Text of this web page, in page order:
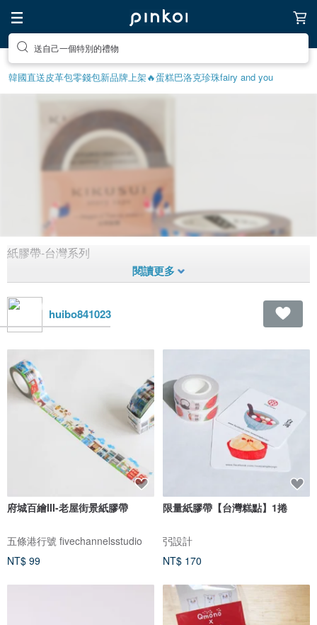
送自己一個特別的禮物
韓國直送皮革包零錢包新品牌上架🔥蛋糕巴洛克珍珠fairy and you
10年前拼貼
紙膠帶-台灣系列
huibo841023
府城百繪III-老屋街景紙膠帶
五條港行號 fivechannelsstudio
NT$ 99
限量紙膠帶【台灣糕點】1捲
弜設計
NT$ 170